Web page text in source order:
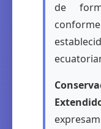
de